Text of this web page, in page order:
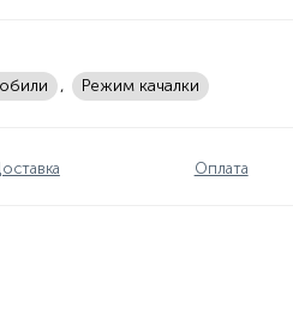
, Режим качалки
Оплата